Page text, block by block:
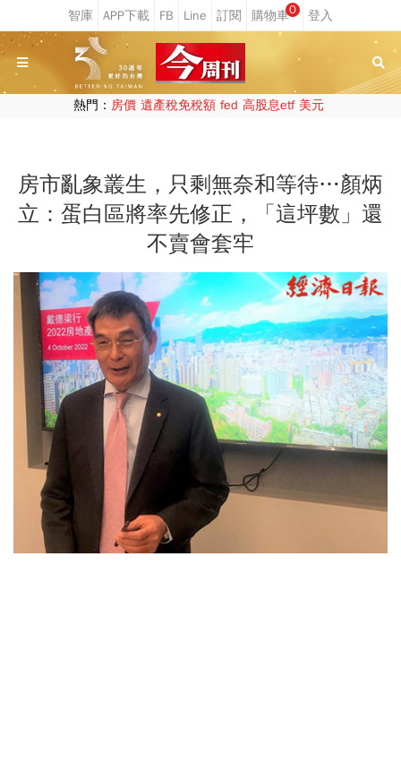
0
熱門： 房價 遺產稅免稅額 fed 高股息etf 美元
房市亂象叢生，只剩無奈和等待…顏炳
立：蛋白區將率先修正，「這坪數」還
不賣會套牢